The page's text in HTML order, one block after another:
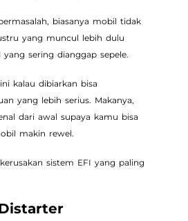
biasanya mobil tidak
yang muncul lebih dulu
sering dianggap sepele.
kalau dibiarkan bisa
yang lebih serius. Makanya,
dari awal supaya kamu bisa
makin rewel.
sistem EFI yang paling